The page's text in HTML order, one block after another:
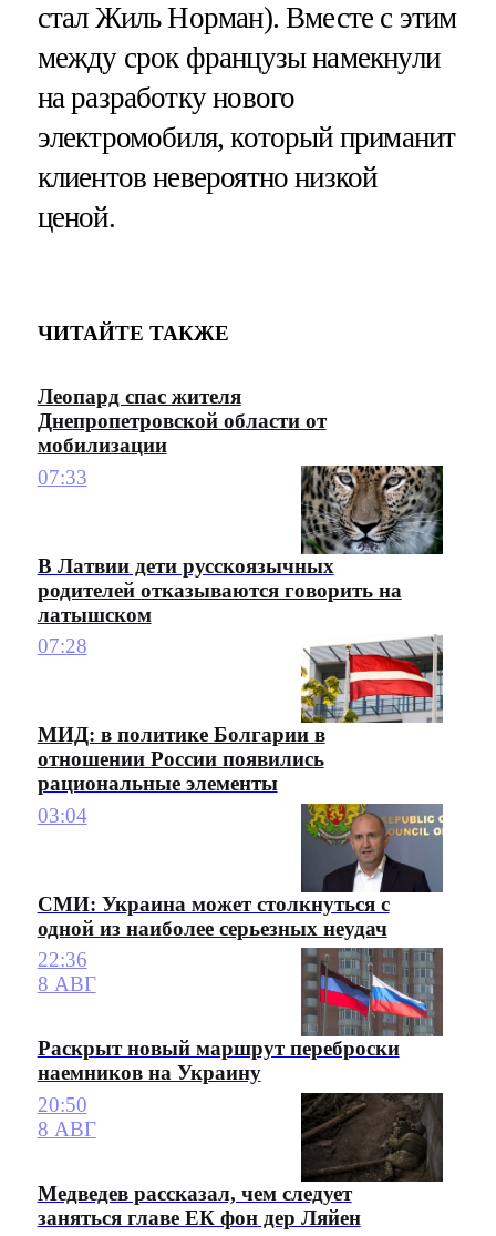
стал Жиль Норман). Вместе с этим
между срок французы намекнули
на разработку нового
электромобиля, который приманит
клиентов невероятно низкой
ценой.
ЧИТАЙТЕ ТАКЖЕ
Леопард спас жителя
Днепропетровской области от
мобилизации
07:33
В Латвии дети русскоязычных
родителей отказываются говорить на
латышском
07:28
МИД: в политике Болгарии в
отношении России появились
рациональные элементы
03:04
СМИ: Украина может столкнуться с
одной из наиболее серьезных неудач
22:36
8 АВГ
Раскрыт новый маршрут переброски
наемников на Украину
20:50
8 АВГ
Медведев рассказал, чем следует
заняться главе ЕК фон дер Ляйен